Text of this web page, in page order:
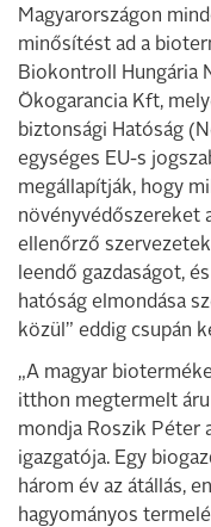
Magyarországon
minősítést ad a
Biokontroll Hungária
Ökogarancia Kft,
biztonsági Hatóság
egységes EU-s
megállapítják, hogy
növényvédőszereket
ellenőrző
leendő gazdaságot,
hatóság elmondása
közül” eddig csupán
„A magyar
itthon megtermelt
mondja Roszik Péter
igazgatója. Egy
három év az átállás,
hagyományos